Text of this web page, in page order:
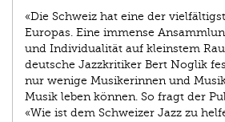
«Die Schweiz hat eine der
Europas. Eine immense
und Individualität auf kleinstem
deutsche Jazzkritiker Bert Noglik
nur wenige Musikerinnen und
Musik leben können. So fragt der
«Wie ist dem Schweizer Jazz zu